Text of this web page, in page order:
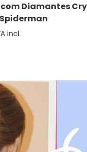
Diamantes
incl.